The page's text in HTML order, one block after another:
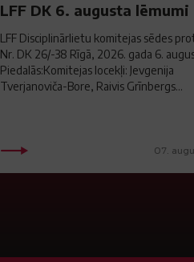
LFF DK 6. augusta lēmumi
LFF Disciplinārlietu komitejas sēdes
Nr. DK 26/-38 Rīgā, 2026. gada 6.
Piedalās:Komitejas locekļi: Jevgenija
Tverjanoviča-Bore, Raivis Grīnbergs...
07.